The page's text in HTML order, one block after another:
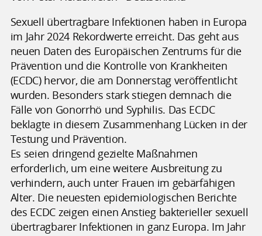
Sexuell übertragbare Infektionen haben in Europa
im Jahr 2024 Rekordwerte erreicht. Das geht aus
neuen Daten des Europäischen Zentrums für die
Prävention und die Kontrolle von Krankheiten
(ECDC) hervor, die am Donnerstag veröffentlicht
wurden. Besonders stark stiegen demnach die
Fälle von Gonorrhö und Syphilis. Das ECDC
beklagte in diesem Zusammenhang Lücken in der
Testung und Prävention.
Es seien dringend gezielte Maßnahmen
erforderlich, um eine weitere Ausbreitung zu
verhindern, auch unter Frauen im gebärfähigen
Alter. Die neuesten epidemiologischen Berichte
des ECDC zeigen einen Anstieg bakterieller sexuell
übertragbarer Infektionen in ganz Europa. Im Jahr